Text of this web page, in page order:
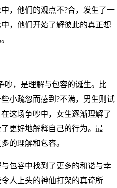
，他们的观点不?合，发生了一
，他们开始了解彼此的真正想
吵，是理解与包容的诞生。比
小疏忽而感到?不满，男生则试
这场争吵中，女生逐渐理解了
更好地解释自己的行为。最
的理解和包容。
包容中找到了更多的和谐与幸
人上头的神仙打架的真谛所